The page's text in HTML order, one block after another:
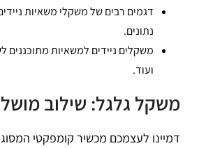
דגמים רבים של משקלי משאיות
נתונים.
משקלים ניידים למשאיות מתוכננים
ועוד.
משקל גלגל: שילוב
דמיינו לעצמכם מכשיר קומפקטי